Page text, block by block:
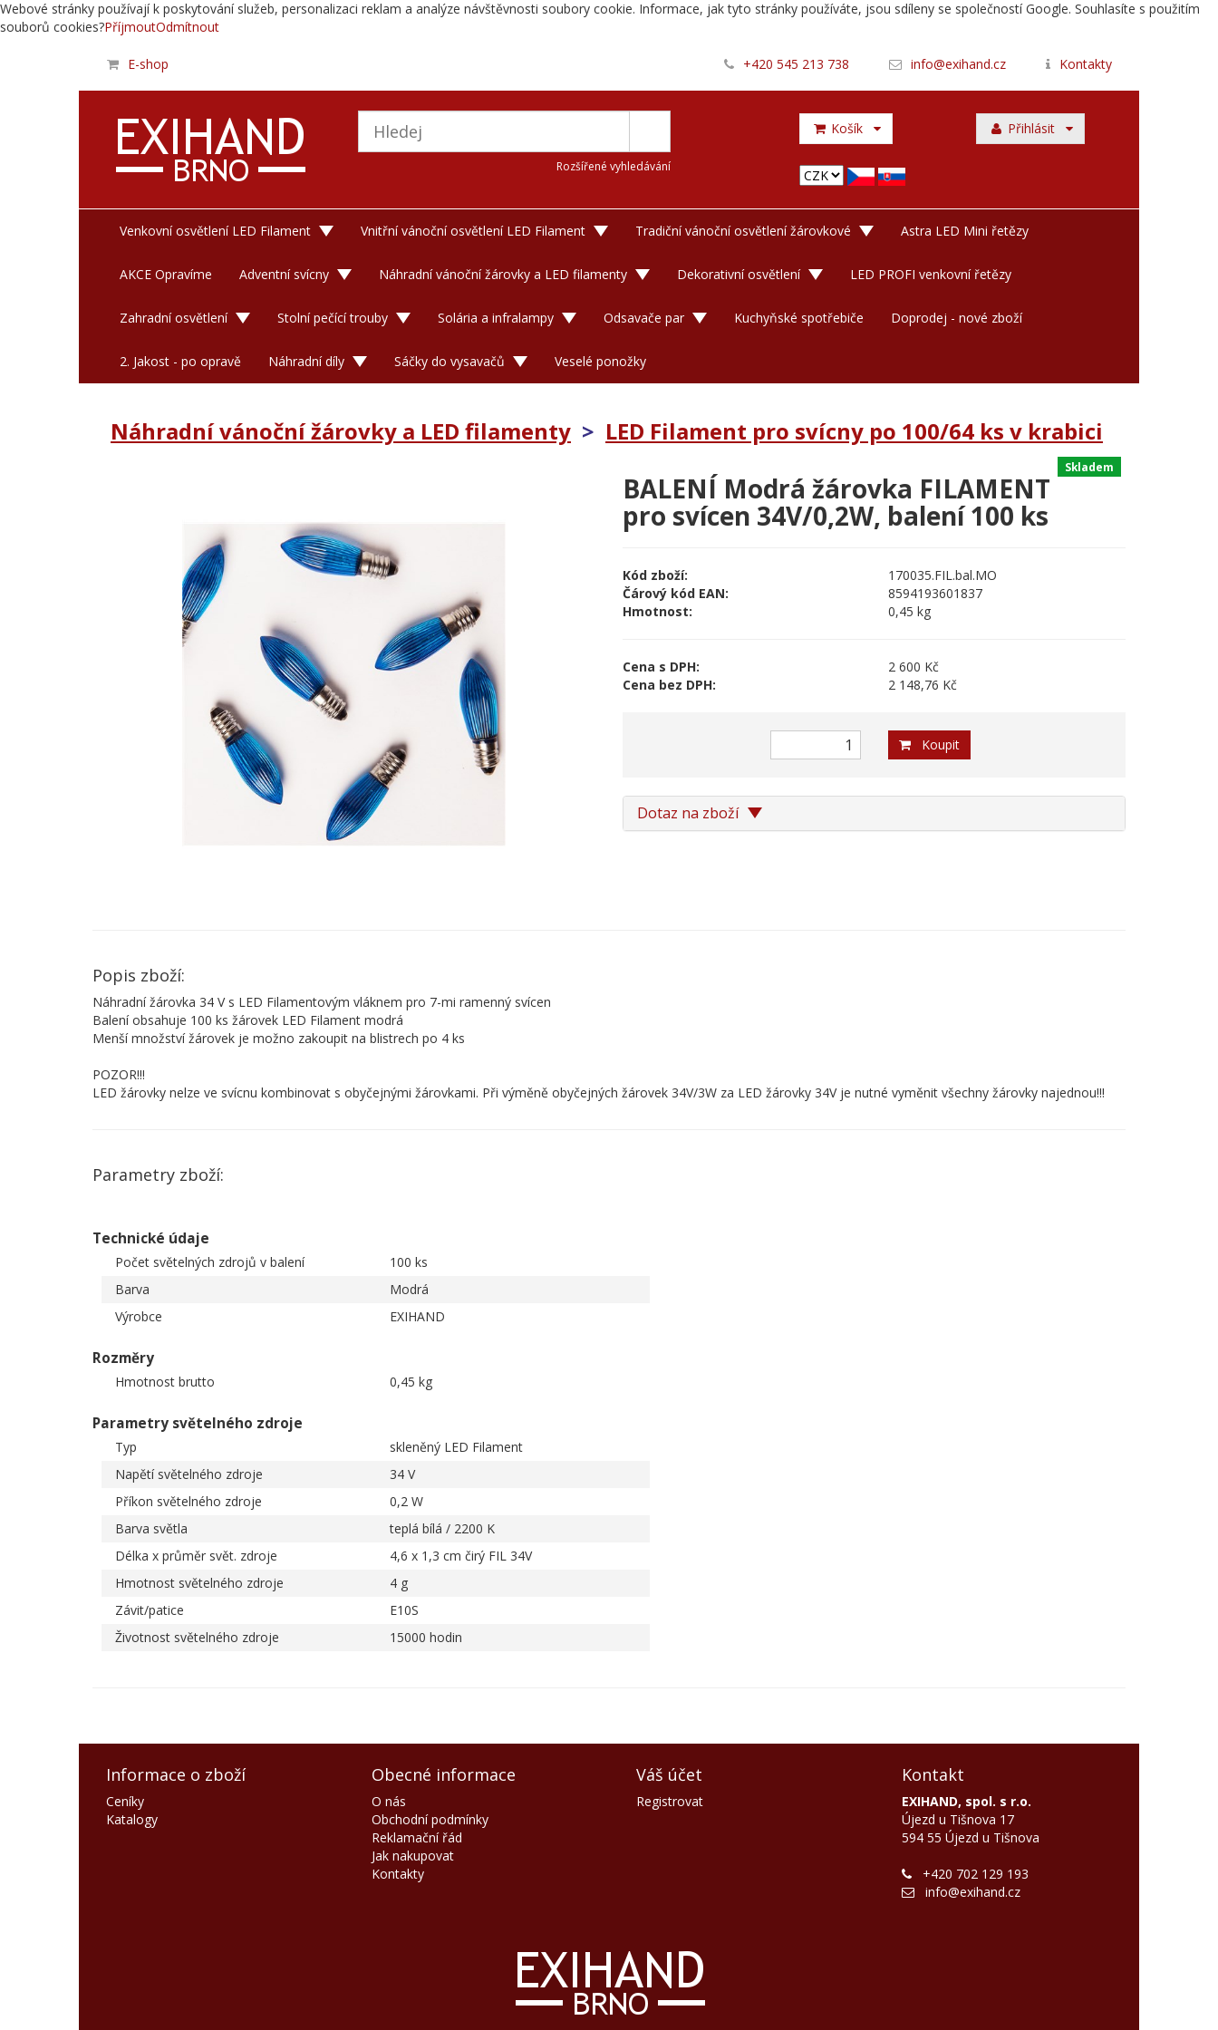
Webové stránky používají k poskytování služeb, personalizaci reklam a analýze návštěvnosti soubory cookie. Informace, jak tyto stránky používáte, jsou sdíleny se společností Google. Souhlasíte s použitím
souborů cookies?PříjmoutOdmítnout
E-shop +420 545 213 738 info@exihand.cz Kontakty
Rozšířené vyhledávání
Košík Přihlásit
Venkovní osvětlení LED Filament Vnitřní vánoční osvětlení LED Filament Tradiční vánoční osvětlení žárovkové Astra LED Mini řetězy
AKCE Opravíme Adventní svícny Náhradní vánoční žárovky a LED filamenty Dekorativní osvětlení LED PROFI venkovní řetězy
Zahradní osvětlení Stolní pečící trouby Solária a infralampy Odsavače par Kuchyňské spotřebiče Doprodej - nové zboží
2. Jakost - po opravě Náhradní díly Sáčky do vysavačů Veselé ponožky
Náhradní vánoční žárovky a LED filamenty > LED Filament pro svícny po 100/64 ks v krabici
Skladem
BALENÍ Modrá žárovka FILAMENT
pro svícen 34V/0,2W, balení 100 ks
Kód zboží:
170035.FIL.bal.MO
Čárový kód EAN:
8594193601837
Hmotnost:
0,45 kg
Cena s DPH:
2 600 Kč
Cena bez DPH:
2 148,76 Kč
Koupit
Dotaz na zboží
Popis zboží:
Náhradní žárovka 34 V s LED Filamentovým vláknem pro 7-mi ramenný svícen
Balení obsahuje 100 ks žárovek LED Filament modrá
Menší množství žárovek je možno zakoupit na blistrech po 4 ks
POZOR!!!
LED žárovky nelze ve svícnu kombinovat s obyčejnými žárovkami. Při výměně obyčejných žárovek 34V/3W za LED žárovky 34V je nutné vyměnit všechny žárovky najednou!!!
Parametry zboží:
Technické údaje
Počet světelných zdrojů v balení
100 ks
Barva
Modrá
Výrobce
EXIHAND
Rozměry
Hmotnost brutto 0,45 kg
Parametry světelného zdroje
Typ
skleněný LED Filament
Napětí světelného zdroje
34 V
Příkon světelného zdroje
0,2 W
Barva světla
teplá bílá / 2200 K
Délka x průměr svět. zdroje
4,6 x 1,3 cm čirý FIL 34V
Hmotnost světelného zdroje
4 g
Závit/patice
E10S
Životnost světelného zdroje
15000 hodin
Informace o zboží
Ceníky
Katalogy
Obecné informace
O nás
Obchodní podmínky
Reklamační řád
Jak nakupovat
Kontakty
Váš účet
Registrovat
Kontakt
EXIHAND, spol. s r.o.
Újezd u Tišnova 17
594 55 Újezd u Tišnova
+420 702 129 193
info@exihand.cz